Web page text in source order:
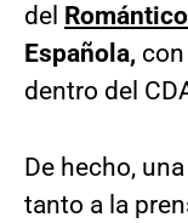
del
Española,
dentro del
De hecho,
tanto a la